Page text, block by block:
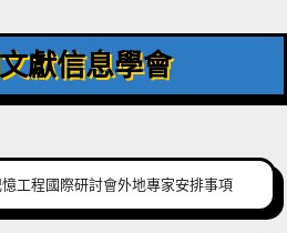
獻信息學會
工程國際研討會外地專家安排事項